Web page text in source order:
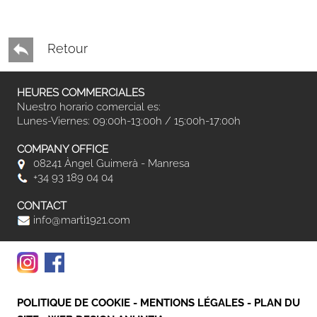
Retour
HEURES COMMERCIALES
Nuestro horario comercial es:
Lunes-Viernes: 09:00h-13:00h / 15:00h-17:00h
COMPANY OFFICE
08241 Àngel Guimerà - Manresa
+34 93 189 04 04
CONTACT
info@marti1921.com
POLITIQUE DE COOKIE - MENTIONS LÉGALES - PLAN DU